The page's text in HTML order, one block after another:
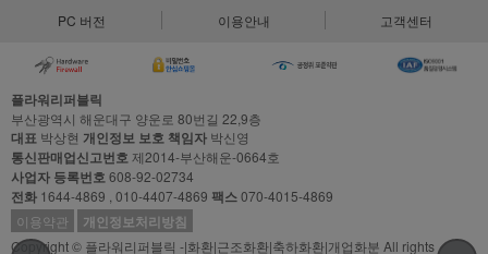
PC 버전 이용안내 고객센터
플라워리퍼블릭
부산광역시 해운대구 양운로 80번길 22,9층
대표 박상현 개인정보 보호 책임자 박신영
통신판매업신고번호제2014-부산해운-0664호
사업자 등록번호608-92-02734
전화 1644-4869 , 010-4407-4869 팩스070-4015-4869
이용약관
개인정보처리방침
Copyright © 플라워리퍼블릭 -|화환|근조화환|축하화환|개업화분 All rights